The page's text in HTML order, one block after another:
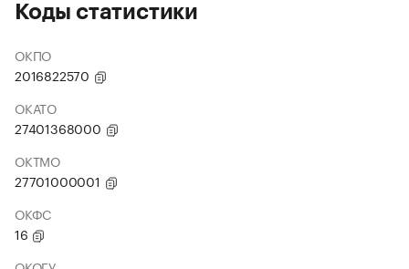
Коды статистики
ОКПО
2016822570
ОКАТО
27401368000
ОКТМО
27701000001
ОКФС
16